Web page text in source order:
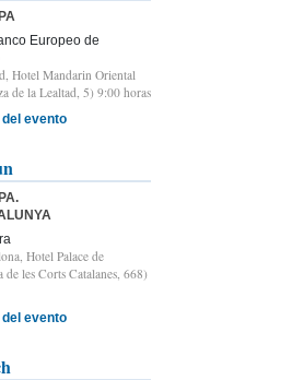
Europeo de
Hotel Mandarin Oriental
de la Lealtad, 5) 9:00 horas
del evento
Hotel Palace de
les Corts Catalanes, 668)
del evento